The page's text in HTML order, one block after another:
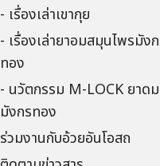
- เรื่องเล่าเขากุย
- เรื่องเล่ายาอมสมุนไพรมัง
ทอง
- นวัตกรรม M-LOCK ยาดม
มังกรทอง
ร่วมงานกับอ้วยอันโอสถ